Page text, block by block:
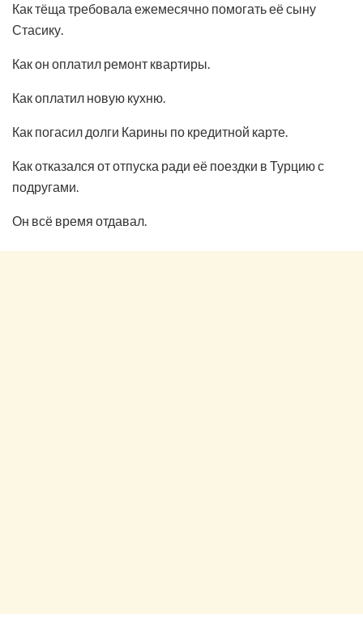
Как тёща требовала ежемесячно помогать её сыну
Стасику.
Как он оплатил ремонт квартиры.
Как оплатил новую кухню.
Как погасил долги Карины по кредитной карте.
Как отказался от отпуска ради её поездки в Турцию с
подругами.
Он всё время отдавал.